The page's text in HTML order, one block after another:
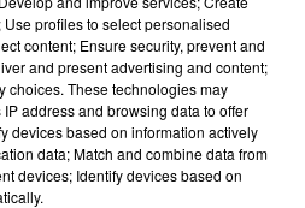
meilleur moyen de célébrer
en plus de ma vraie
(…), c’est là que je me
profiles to select personalised
content; Ensure security, prevent and
and present advertising and content;
choices. These technologies may
address and browsing data to offer
devices based on information actively
data; Match and combine data from
devices; Identify devices based on